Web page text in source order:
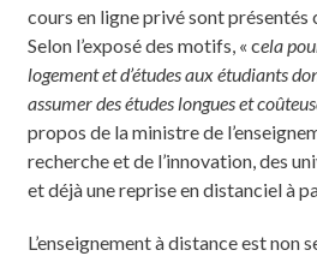
cours en ligne privé sont présentés
Selon l’exposé des motifs, « cela
logement et d’études aux étudiants
assumer des études longues et
propos de la ministre de
recherche et de l’innovation, des
et déjà une reprise en distanciel à
L’enseignement à distance est non